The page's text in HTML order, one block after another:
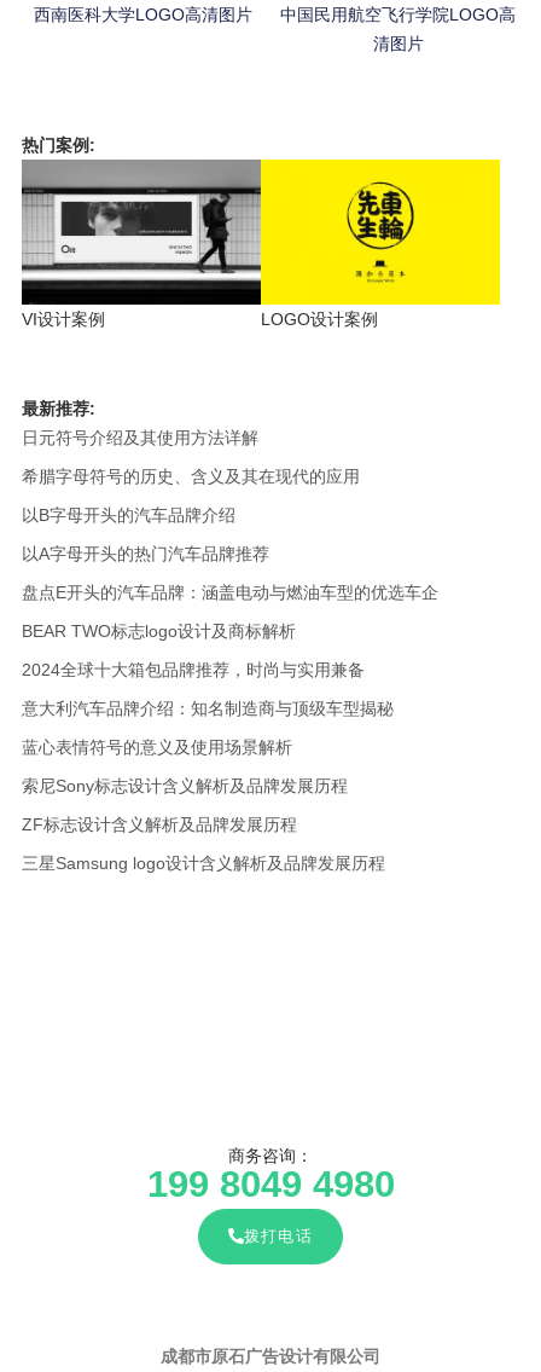
西南医科大学LOGO高清图片
中国民用航空飞行学院LOGO高
清图片
热门案例:
VI设计案例 LOGO设计案例
最新推荐:
日元符号介绍及其使用方法详解
希腊字母符号的历史、含义及其在现代的应用
以B字母开头的汽车品牌介绍
以A字母开头的热门汽车品牌推荐
盘点E开头的汽车品牌：涵盖电动与燃油车型的优选车企
BEAR TWO标志logo设计及商标解析
2024全球十大箱包品牌推荐，时尚与实用兼备
意大利汽车品牌介绍：知名制造商与顶级车型揭秘
蓝心表情符号的意义及使用场景解析
索尼Sony标志设计含义解析及品牌发展历程
ZF标志设计含义解析及品牌发展历程
三星Samsung logo设计含义解析及品牌发展历程
商务咨询：
199 8049 4980
拨打电话
成都市原石广告设计有限公司